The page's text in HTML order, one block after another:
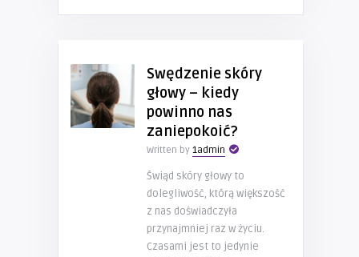
Swędzenie skóry
głowy – kiedy
powinno nas
zaniepokoić?
Written by 1admin
Świąd skóry głowy to
dolegliwość, którą większość
z nas doświadczyła
przynajmniej raz w życiu.
Czasami jest to jedynie